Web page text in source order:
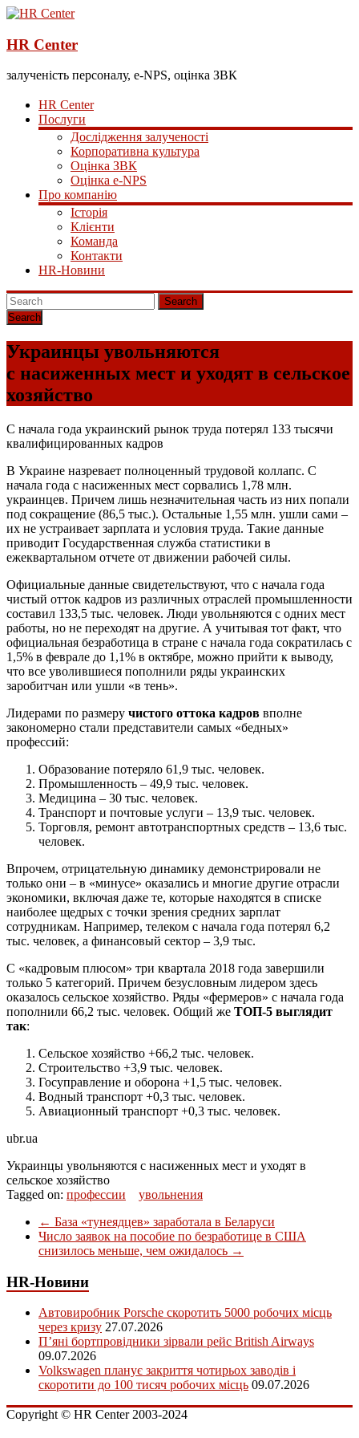
HR Center
залученість персоналу, e-NPS, оцінка ЗВК
HR Center
Послуги
Дослідження залученості
Корпоративна культура
Оцінка ЗВК
Оцінка e-NPS
Про компанію
Історія
Клієнти
Команда
Контакти
HR-Новини
Search
Украинцы увольняются
с насиженных мест и уходят в сельское
хозяйство
С начала года украинский рынок труда потерял 133 тысячи
квалифицированных кадров
В Украине назревает полноценный трудовой коллапс. С
начала года с насиженных мест сорвались 1,78 млн.
украинцев. Причем лишь незначительная часть из них попали
под сокращение (86,5 тыс.). Остальные 1,55 млн. ушли сами –
их не устраивает зарплата и условия труда. Такие данные
приводит Государственная служба статистики в
ежеквартальном отчете от движении рабочей силы.
Официальные данные свидетельствуют, что с начала года
чистый отток кадров из различных отраслей промышленности
составил 133,5 тыс. человек. Люди увольняются с одних мест
работы, но не переходят на другие. А учитывая тот факт, что
официальная безработица в стране с начала года сократилась с
1,5% в феврале до 1,1% в октябре, можно прийти к выводу,
что все уволившиеся пополнили ряды украинских
заробитчан или ушли «в тень».
Лидерами по размеру чистого оттока кадров вполне
закономерно стали представители самых «бедных»
профессий:
Образование потеряло 61,9 тыс. человек.
Промышленность – 49,9 тыс. человек.
Медицина – 30 тыс. человек.
Транспорт и почтовые услуги – 13,9 тыс. человек.
Торговля, ремонт автотранспортных средств – 13,6 тыс.
человек.
Впрочем, отрицательную динамику демонстрировали не
только они – в «минусе» оказались и многие другие отрасли
экономики, включая даже те, которые находятся в списке
наиболее щедрых с точки зрения средних зарплат
сотрудникам. Например, телеком с начала года потерял 6,2
тыс. человек, а финансовый сектор – 3,9 тыс.
С «кадровым плюсом» три квартала 2018 года завершили
только 5 категорий. Причем безусловным лидером здесь
оказалось сельское хозяйство. Ряды «фермеров» с начала года
пополнили 66,2 тыс. человек. Общий же ТОП-5 выглядит
так:
Сельское хозяйство +66,2 тыс. человек.
Строительство +3,9 тыс. человек.
Госуправление и оборона +1,5 тыс. человек.
Водный транспорт +0,3 тыс. человек.
Авиационный транспорт +0,3 тыс. человек.
ubr.ua
Украинцы увольняются с насиженных мест и уходят в
сельское хозяйство
Tagged on: профессии
увольнения
← База «тунеядцев» заработала в Беларуси
Число заявок на пособие по безработице в США
снизилось меньше, чем ожидалось →
HR-Новини
Автовиробник Porsche скоротить 5000 робочих місць
через кризу 27.07.2026
П’яні бортпровідники зірвали рейс British Airways
09.07.2026
Volkswagen планує закриття чотирьох заводів і
скоротити до 100 тисяч робочих місць 09.07.2026
Copyright © HR Center 2003-2024